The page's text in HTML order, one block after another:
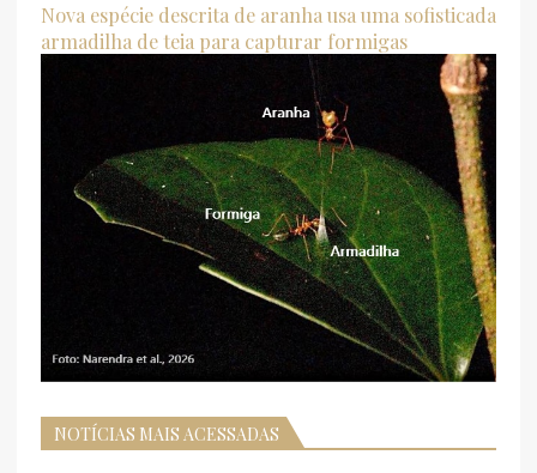
Nova espécie descrita de aranha usa uma sofisticada
armadilha de teia para capturar formigas
NOTÍCIAS MAIS ACESSADAS